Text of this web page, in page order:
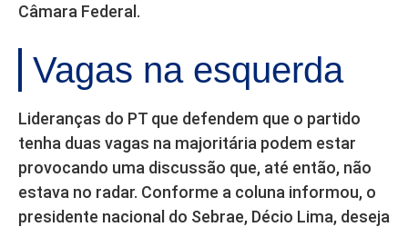
Câmara Federal.
Vagas na esquerda
Lideranças do PT que defendem que o partido
tenha duas vagas na majoritária podem estar
provocando uma discussão que, até então, não
estava no radar. Conforme a coluna informou, o
presidente nacional do Sebrae, Décio Lima, deseja